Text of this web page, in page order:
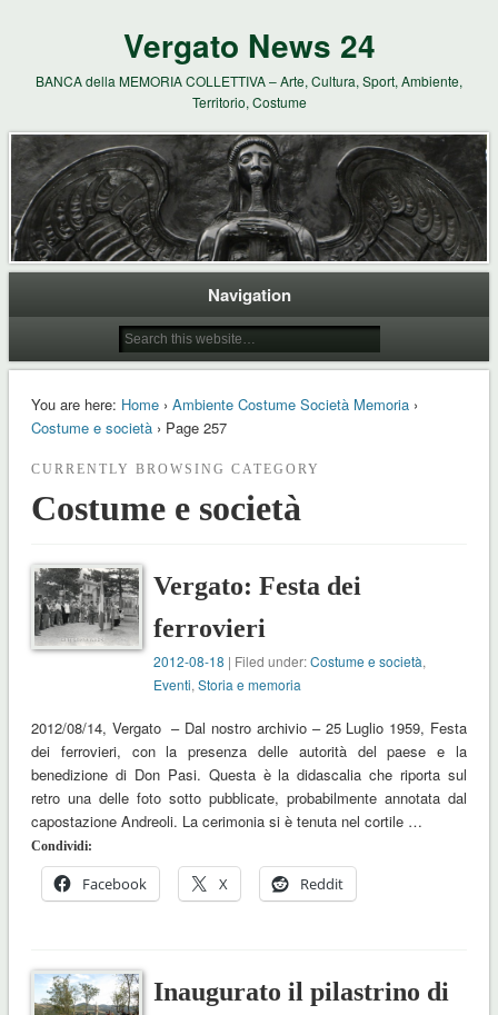
Vergato News 24
BANCA della MEMORIA COLLETTIVA – Arte, Cultura, Sport, Ambiente,
Territorio, Costume
Navigation
You are here: Home› Ambiente Costume Società Memoria›
Costume e società› Page 257
CURRENTLY BROWSING CATEGORY
Costume e società
Vergato: Festa dei
ferrovieri
2012-08-18 | Filed under:Costume e società,
Eventi,Storia e memoria
2012/08/14, Vergato – Dal nostro archivio – 25 Luglio 1959, Festa
dei ferrovieri, con la presenza delle autorità del paese e la
benedizione di Don Pasi. Questa è la didascalia che riporta sul
retro una delle foto sotto pubblicate, probabilmente annotata dal
capostazione Andreoli. La cerimonia si è tenuta nel cortile …
Condividi:
Facebook X Reddit
Inaugurato il pilastrino di